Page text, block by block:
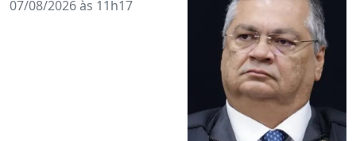
07/08/2026 às 11h17